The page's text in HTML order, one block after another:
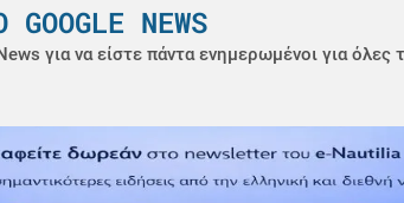
NEWS
για να είστε πάντα ενημερωμένοι για όλες